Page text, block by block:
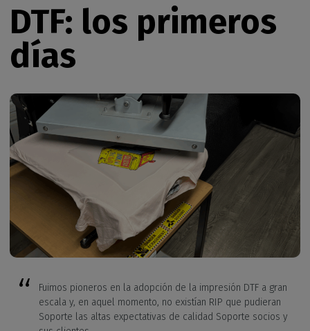
DTF: los primeros
días
Fuimos pioneros en la adopción de la impresión DTF a gran
escala y, en aquel momento, no existían RIP que pudieran
Soporte las altas expectativas de calidad Soporte socios y